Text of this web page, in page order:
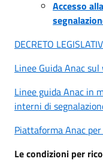
Accesso
DECRETO
Linee Guida Anac
Linee guida Anac in
interni di
Piattaforma Anac
Le condizioni per